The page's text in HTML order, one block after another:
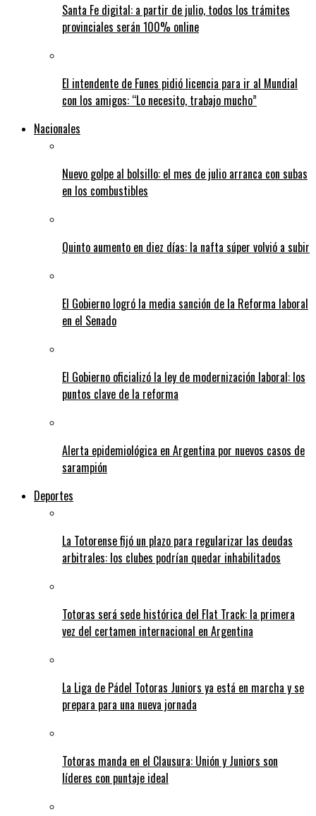
Santa Fe digital: a partir de julio, todos los trámites
provinciales serán 100% online
El intendente de Funes pidió licencia para ir al Mundial
con los amigos: “Lo necesito, trabajo mucho”
Nacionales
Nuevo golpe al bolsillo: el mes de julio arranca con subas
en los combustibles
Quinto aumento en diez días: la nafta súper volvió a subir
El Gobierno logró la media sanción de la Reforma laboral
en el Senado
El Gobierno oficializó la ley de modernización laboral: los
puntos clave de la reforma
Alerta epidemiológica en Argentina por nuevos casos de
sarampión
Deportes
La Totorense fijó un plazo para regularizar las deudas
arbitrales: los clubes podrían quedar inhabilitados
Totoras será sede histórica del Flat Track: la primera
vez del certamen internacional en Argentina
La Liga de Pádel Totoras Juniors ya está en marcha y se
prepara para una nueva jornada
Totoras manda en el Clausura: Unión y Juniors son
líderes con puntaje ideal